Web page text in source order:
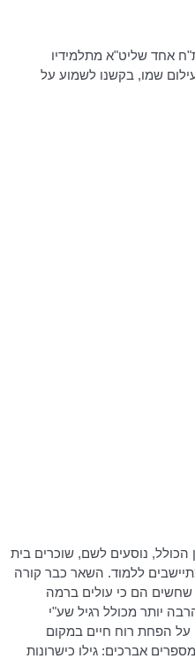
אחד שליט"א מתלמידיו
שמו, בקשנו לשמוע על
הכולל, נוסעים לשם, שוכרים בית
ללמוד. השאר כבר קורה
שחשים הם כי עולים ברמה
יותר מכולל רגיל שע"י
הפחת רוח חיים במקום
אברכים: גילו כישרונות